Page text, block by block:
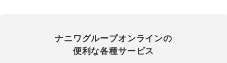
ナニワグループオンラインの
便利な各種サービス